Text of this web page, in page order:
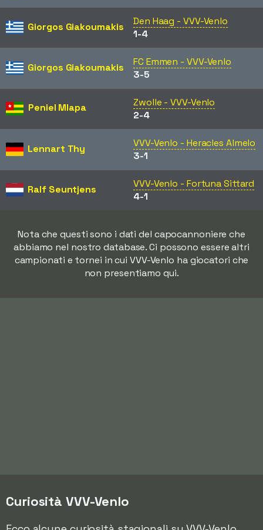
Giorgos Giakoumakis
Den Haag - VVV-Venlo
1-4
Giorgos Giakoumakis
FC Emmen - VVV-Venlo
3-5
Peniel Mlapa
Zwolle - VVV-Venlo
2-4
Lennart Thy
VVV-Venlo - Heracles Almelo
3-1
Ralf Seuntjens
VVV-Venlo - Fortuna Sittard
4-1
Nota che questi sono i dati del capocannoniere che
abbiamo nel nostro database. Ci possono essere altri
campionati e tornei in cui VVV-Venlo ha giocatori che
non presentiamo qui.
Curiosità VVV-Venlo